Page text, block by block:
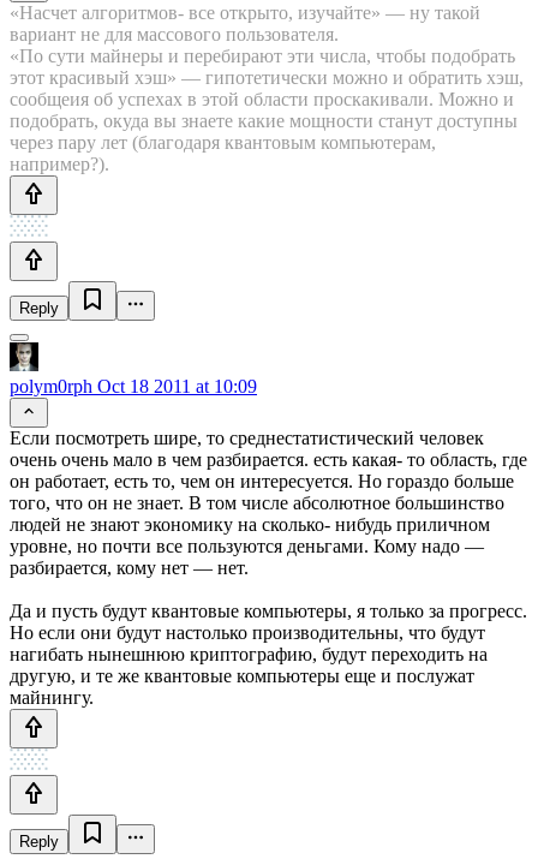
«Насчет алгоритмов- все открыто, изучайте» — ну такой
вариант не для массового пользователя.
«По сути майнеры и перебирают эти числа, чтобы подобрать
этот красивый хэш» — гипотетически можно и обратить хэш,
сообщеия об успехах в этой области проскакивали. Можно и
подобрать, окуда вы знаете какие мощности станут доступны
через пару лет (благодаря квантовым компьютерам,
например?).
Reply
polym0rph Oct 18 2011 at 10:09
Если посмотреть шире, то среднестатистический человек
очень очень мало в чем разбирается. есть какая- то область, где
он работает, есть то, чем он интересуется. Но гораздо больше
того, что он не знает. В том числе абсолютное большинство
людей не знают экономику на сколько- нибудь приличном
уровне, но почти все пользуются деньгами. Кому надо —
разбирается, кому нет — нет.
Да и пусть будут квантовые компьютеры, я только за прогресс.
Но если они будут настолько производительны, что будут
нагибать нынешнюю криптографию, будут переходить на
другую, и те же квантовые компьютеры еще и послужат
майнингу.
Reply